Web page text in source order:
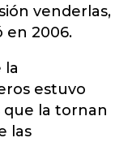
venderlas,
en 2006.
la
estuvo
que la tornan
las